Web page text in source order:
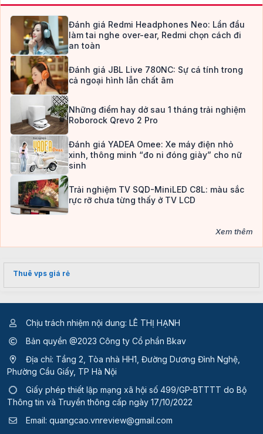
Đánh giá Redmi Headphones Neo: Lần đầu
làm tai nghe over-ear, Redmi chọn cách đi
an toàn
Đánh giá JBL Live 780NC: Sự cá tính trong
cả ngoại hình lẫn chất âm
Những điểm hay dở sau 1 tháng trải nghiệm
Roborock Qrevo 2 Pro
Đánh giá YADEA Omee: Xe máy điện nhỏ
xinh, thông minh “đo ni đóng giày” cho nữ
sinh
Trải nghiệm TV SQD-MiniLED C8L: màu sắc
rực rỡ chưa từng thấy ở TV LCD
Xem thêm
Thuê vps giá rẻ
Chịu trách nhiệm nội dung: LÊ THỊ HẠNH
Bản quyền @2023 Công ty Cổ phần Bkav
Địa chỉ: Tầng 2, Tòa nhà HH1, Đường Dương Đình Nghệ,
Phường Cầu Giấy, TP Hà Nội
Giấy phép thiết lập mạng xã hội số 499/GP-BTTTT do Bộ
Thông tin và Truyền thông cấp ngày 17/10/2022
Email: quangcao.vnreview@gmail.com